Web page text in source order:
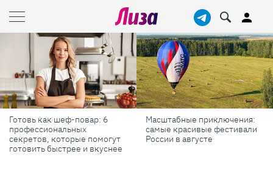
Готовь как шеф-повар: 6
профессиональных
секретов, которые помогут
готовить быстрее и вкуснее
Масштабные приключения:
самые красивые фестивали
России в августе